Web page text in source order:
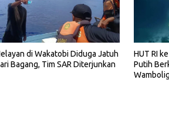
di Wakatobi Diduga Jatuh
Bagang, Tim SAR Diterjunkan
HUT RI
Putih